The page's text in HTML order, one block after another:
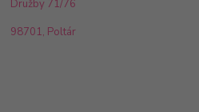
Družby 71/76
98701, Poltár